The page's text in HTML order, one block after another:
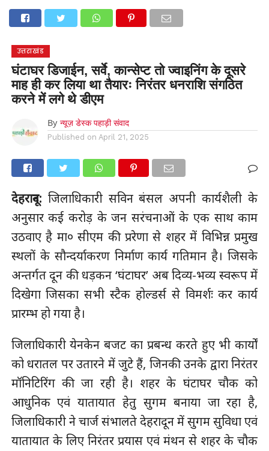
देहरादूननैनीताल
मनोरंजन
उत्तराखंड
घंटाघर डिजाईन, सर्वे, कान्सेप्ट तो ज्वाइनिंग के दूसरे
माह ही कर लिया था तैयारः निरंतर धनराशि संगठित
करने में लगे थे डीएम
By न्यूज़ डेस्क पहाड़ी संवाद
Published on April 21, 2025
देहरादून: जिलाधिकारी सविन बंसल अपनी कार्यशैली के
अनुसार कई करोड़ के जन सरंचनाओं के एक साथ काम
उठवाए है मा० सीएम की प्ररेणा से शहर में विभिन्न प्रमुख
स्थलों के सौन्दर्याकरण निर्माण कार्य गतिमान है। जिसके
अन्तर्गत दून की धड़कन ‘घंटाघर’ अब दिव्य-भव्य स्वरूप में
दिखेगा जिसका सभी स्टैक होल्डर्स से विमर्शः कर कार्य
प्रारम्भ हो गया है।
जिलाधिकारी येनकेन बजट का प्रबन्ध करते हुए भी कार्यों
को धरातल पर उतारने में जुटे हैं, जिनकी उनके द्वारा निरंतर
मॉनिटिरिंग की जा रही है। शहर के घंटाघर चौक को
आधुनिक एवं यातायात हेतु सुगम बनाया जा रहा है,
जिलाधिकारी ने चार्ज संभालते देहरादून में सुगम सुविधा एवं
यातायात के लिए निरंतर प्रयास एवं मंथन से शहर के चौक